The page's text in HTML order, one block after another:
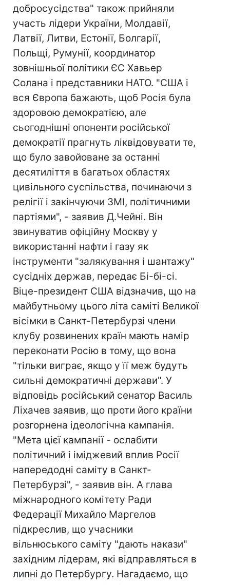
добросусідства" також прийняли
участь лідери України, Молдавії,
Латвії, Литви, Естонії, Болгарії,
Польщі, Румунії, координатор
зовнішньої політики ЄС Хавьер
Солана і представники НАТО. "США і
вся Європа бажають, щоб Росія була
здоровою демократією, але
сьогоднішні опоненти російської
демократії прагнуть ліквідовувати те,
що було завойоване за останні
десятиліття в багатьох областях
цивільного суспільства, починаючи з
релігії і закінчуючи ЗМІ, політичними
партіями", - заявив Д.Чейні. Він
звинуватив офіційну Москву у
використанні нафти і газу як
інструменти "залякування і шантажу"
сусідніх держав, передає Бі-бі-сі.
Віце-президент США відзначив, що на
майбутньому цього літа саміті Великої
вісімки в Санкт-Петербурзі члени
клубу розвинених країн мають намір
переконати Росію в тому, що вона
"тільки виграє, якщо у її меж будуть
сильні демократичні держави". У
відповідь російський сенатор Василь
Ліхачев заявив, що проти його країни
розгорнена ідеологічна кампанія.
"Мета цієї кампанії - ослабити
політичний і іміджевий вплив Росії
напередодні саміту в Санкт-
Петербурзі", - заявив він. А глава
міжнародного комітету Ради
Федерації Михайло Маргелов
підкреслив, що учасники
вільнюського саміту "дають накази"
західним лідерам, які відправляться в
липні до Петербургу. Нагадаємо, що